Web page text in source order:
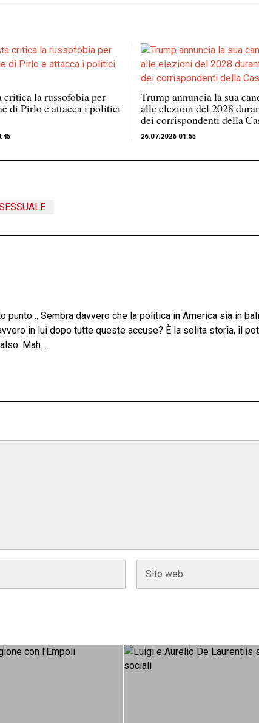
la russofobia per
di Pirlo e attacca i politici
Trump annuncia la sua
alle elezioni del 2028
dei corrispondenti della
26.07.2026 01:55
punto… Sembra davvero che la politica in America sia in
in lui dopo tutte queste accuse? È la solita storia, il
Mah…